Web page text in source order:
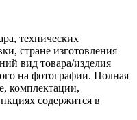
технических
стране изготовления
вид товара/изделия
на фотографии. Полная
комплектации,
содержится в